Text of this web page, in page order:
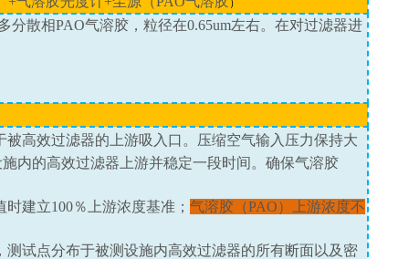
）
分散相PAO气溶胶，粒径在0.65um左右。在对过滤器进
高效过滤器的上游吸入口。压缩空气输入压力保持大
内的高效过滤器上游并稳定一段时间。确保气溶胶
时建立100％上游浓度基准； 气溶胶（PAO）上游浓度不
试点分布于被测设施内高效过滤器的所有断面以及密